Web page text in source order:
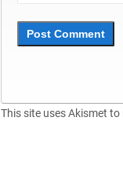
This site uses Akismet to